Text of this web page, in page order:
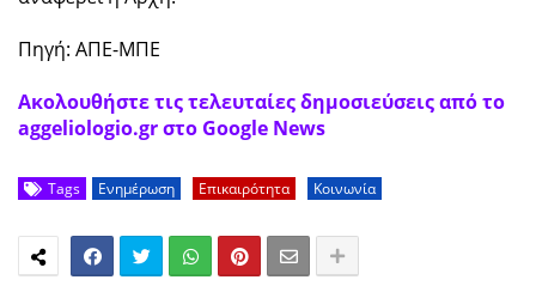
Πηγή: ΑΠΕ-ΜΠΕ
Ακολουθήστε τις τελευταίες δημοσιεύσεις από το
aggeliologio.gr στο Google News
Tags Ενημέρωση Επικαιρότητα Κοινωνία